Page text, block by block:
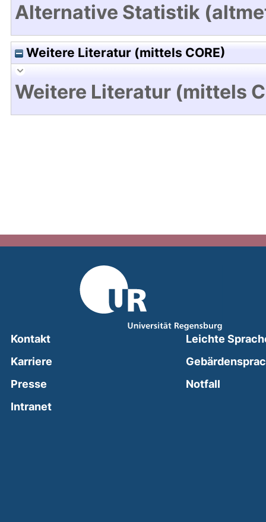
Alternative Statistik
Weitere Literatur (mittels CORE)
Weitere Literatur (mittels
Kontakt
Karriere
Presse
Intranet(external link, opens in a new window)
Leichte
Notfall